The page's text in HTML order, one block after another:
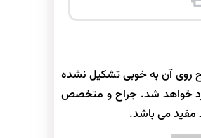
روی آن به خوبی تشکیل نشده
فرد خواهد شد. جراح و متخصص
مفید می باشد.